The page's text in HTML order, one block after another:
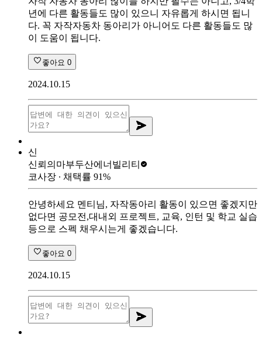
년에 다른 활동들도 많이 있으니 자유롭게 하시면 됩니
다. 꼭 자작자동차 동아리가 아니어도 다른 활동들도 많
이 도움이 됩니다.
좋아요 0
2024.10.15
신
신뢰의마부두산에너빌리티
코사장 ∙ 채택률 91%
안녕하세요 멘티님, 자작동아리 활동이 있으면 좋겠지만
없다면 공모전,대내외 프로젝트, 교육, 인턴 및 학교 실습
등으로 스펙 채우시는게 좋겠습니다.
좋아요 0
2024.10.15